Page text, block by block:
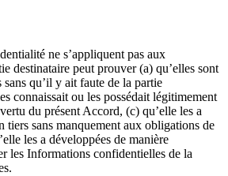
ne s’appliquent pas aux
destinataire peut prouver (a) qu’elles sont
qu’il y ait faute de la partie
connaissait ou les possédait légitimement
du présent Accord, (c) qu’elle les a
tiers sans manquement aux obligations de
les a développées de manière
les Informations confidentielles de la